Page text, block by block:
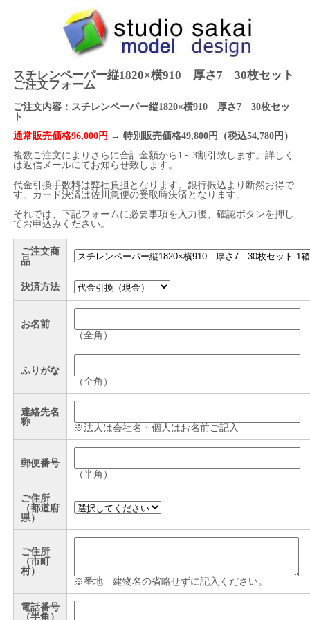
スチレンペーパー縦1820×横910 厚さ7 30枚セット
ご注文フォーム
ご注文内容：スチレンペーパー縦1820×横910 厚さ7 30枚セッ
ト
通常販売価格96,000円 → 特別販売価格49,800円（税込54,780円）
複数ご注文によりさらに合計金額から1～3割引致します。詳しく
は返信メールにてお知らせ致します。
代金引換手数料は弊社負担となります。銀行振込より断然お得で
す。カード決済は佐川急便の受取時決済となります。
それでは、下記フォームに必要事項を入力後、確認ボタンを押し
てお申込みください。
ご注文商
品
決済方法
お名前
（全角）
ふりがな
（全角）
連絡先名
称
※法人は会社名・個人はお名前ご記入
郵便番号
（半角）
ご住所
（都道府
県）
ご住所
（市町
村）
※番地 建物名の省略せずに記入ください。
電話番号
（半角）